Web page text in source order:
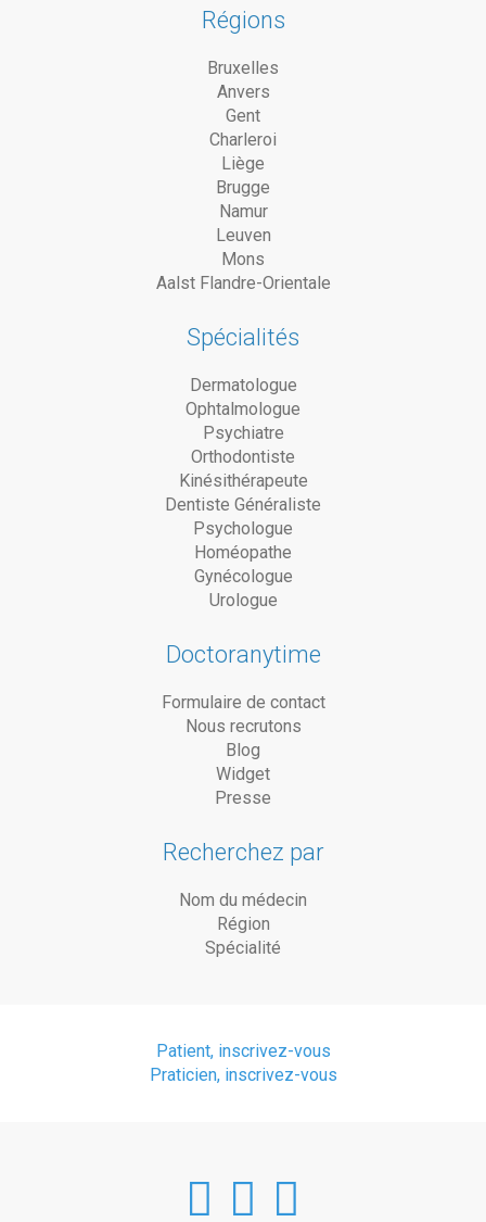
Régions
Bruxelles
Anvers
Gent
Charleroi
Liège
Brugge
Namur
Leuven
Mons
Aalst Flandre-Orientale
Spécialités
Dermatologue
Ophtalmologue
Psychiatre
Orthodontiste
Kinésithérapeute
Dentiste Généraliste
Psychologue
Homéopathe
Gynécologue
Urologue
Doctoranytime
Formulaire de contact
Nous recrutons
Blog
Widget
Presse
Recherchez par
Nom du médecin
Région
Spécialité
Patient, inscrivez-vous
Praticien, inscrivez-vous